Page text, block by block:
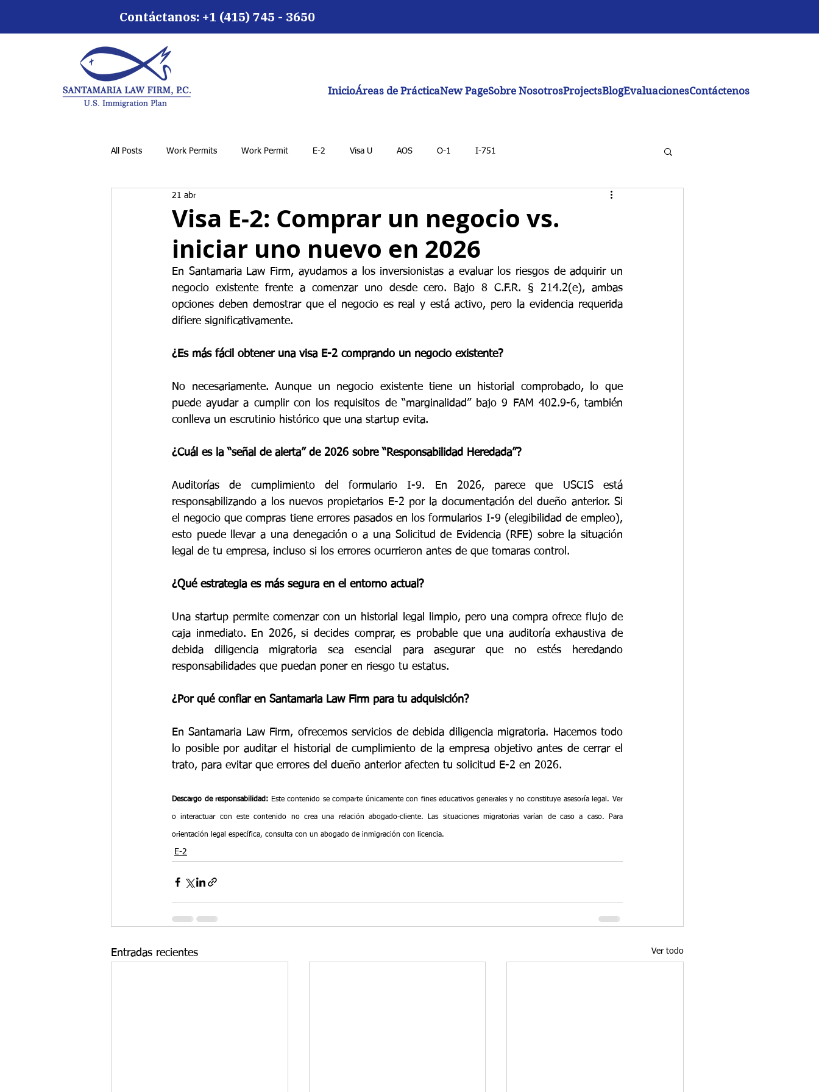
Contáctanos: +1 (415) 745 - 3650
InicioÁreas de PrácticaNew PageSobre NosotrosProjectsBlogEvaluacionesContáctenos
All Posts Work Permits Work Permit E-2 Visa U AOS O-1 I-751
Visa E-2: Comprar un negocio vs.
iniciar uno nuevo en 2026
21 abr
En Santamaria Law Firm, ayudamos a los inversionistas a evaluar los riesgos de adquirir un
negocio existente frente a comenzar uno desde cero. Bajo 8 C.F.R. § 214.2(e), ambas
opciones deben demostrar que el negocio es real y está activo, pero la evidencia requerida
difiere significativamente.
¿Es más fácil obtener una visa E-2 comprando un negocio existente?
No necesariamente. Aunque un negocio existente tiene un historial comprobado, lo que
puede ayudar a cumplir con los requisitos de “marginalidad” bajo 9 FAM 402.9-6, también
conlleva un escrutinio histórico que una startup evita.
¿Cuál es la “señal de alerta” de 2026 sobre “Responsabilidad Heredada”?
Auditorías de cumplimiento del formulario I-9. En 2026, parece que USCIS está
responsabilizando a los nuevos propietarios E-2 por la documentación del dueño anterior. Si
el negocio que compras tiene errores pasados en los formularios I-9 (elegibilidad de empleo),
esto puede llevar a una denegación o a una Solicitud de Evidencia (RFE) sobre la situación
legal de tu empresa, incluso si los errores ocurrieron antes de que tomaras control.
¿Qué estrategia es más segura en el entorno actual?
Una startup permite comenzar con un historial legal limpio, pero una compra ofrece flujo de
caja inmediato. En 2026, si decides comprar, es probable que una auditoría exhaustiva de
debida diligencia migratoria sea esencial para asegurar que no estés heredando
responsabilidades que puedan poner en riesgo tu estatus.
¿Por qué confiar en Santamaria Law Firm para tu adquisición?
En Santamaria Law Firm, ofrecemos servicios de debida diligencia migratoria. Hacemos todo
lo posible por auditar el historial de cumplimiento de la empresa objetivo antes de cerrar el
trato, para evitar que errores del dueño anterior afecten tu solicitud E-2 en 2026.
Descargo de responsabilidad: Este contenido se comparte únicamente con fines educativos generales y no constituye asesoría legal. Ver
o interactuar con este contenido no crea una relación abogado-cliente. Las situaciones migratorias varían de caso a caso. Para
orientación legal específica, consulta con un abogado de inmigración con licencia.
E-2
Entradas recientes Ver todo